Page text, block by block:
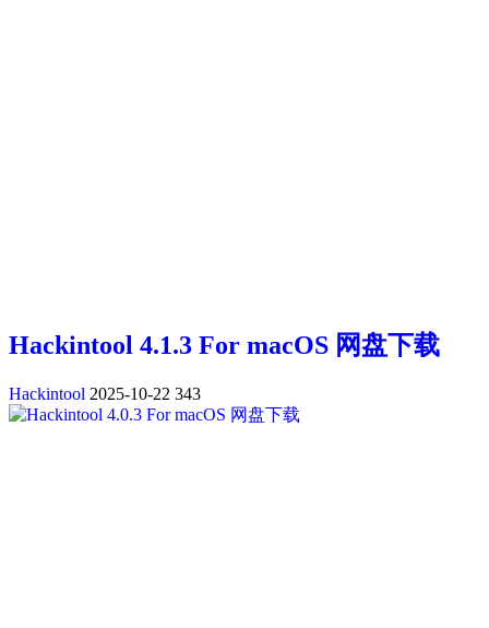
Hackintool 4.1.3 For macOS 网盘下载
Hackintool 2025-10-22 343